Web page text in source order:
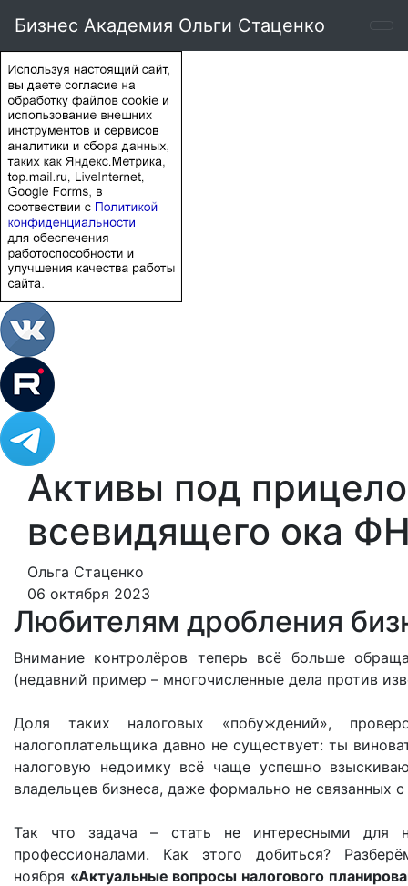
Бизнес Академия Ольги Стаценко
Активы под
всевидящего ока
Ольга Стаценко
06 октября 2023
Любителям дробления
Внимание контролёров теперь всё больше
(недавний пример – многочисленные дела против
Доля таких налоговых «побуждений»,
налогоплательщика давно не существует: ты
налоговую недоимку всё чаще успешно
владельцев бизнеса, даже формально не связанных
Так что задача – стать не интересными для
профессионалами. Как этого добиться?
ноября «Актуальные вопросы налогового